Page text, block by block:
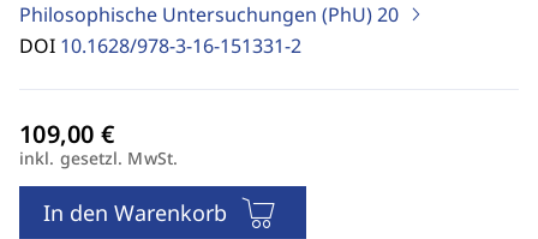
Philosophische Untersuchungen (PhU)20
DOI 10.1628/978-3-16-151331-2
inkl. gesetzl. MwSt.
In den Warenkorb